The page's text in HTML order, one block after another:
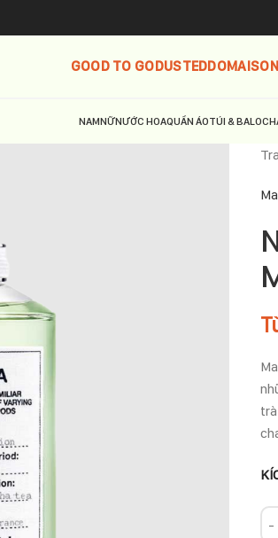
GOOD TO GODUSTEDDOMAISON
NAMNỮNƯỚC HOAQUẦN ÁOTÚI & BALO